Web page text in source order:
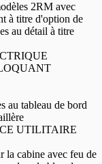
2RM avec
à titre d'option de
au détail à titre
au tableau de bord
UTILITAIRE
la cabine avec feu de